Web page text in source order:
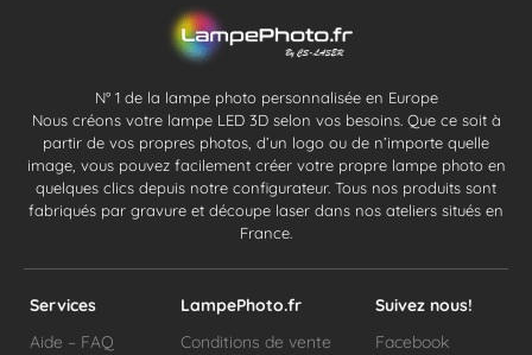
N° 1 de la lampe photo personnalisée en Europe
Nous créons votre lampe LED 3D selon vos besoins. Que ce soit à
partir de vos propres photos, d’un logo ou de n’importe quelle
image, vous pouvez facilement créer votre propre lampe photo en
quelques clics depuis notre configurateur. Tous nos produits sont
fabriqués par gravure et découpe laser dans nos ateliers situés en
France.
Services
Aide – FAQ
LampePhoto.fr
Conditions de vente
Suivez nous!
Facebook